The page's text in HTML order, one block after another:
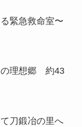
緊急救命室〜
の理想郷 約43
刀鍛冶の里へ